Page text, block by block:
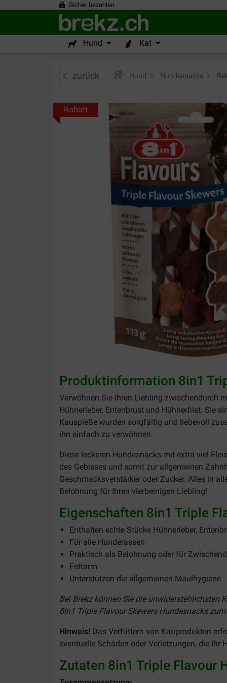
Sicher bezahlen
Hund Kat
zurück Hund Hundesnacks
Rabatt
Produktinformation 8in1
Verwöhnen Sie Ihren Liebling zwischendurch
Hühnerleber, Entenbrust und Hühnerfilet. Sie
Kauspieße wurden sorgfältig und liebevoll
ihn einfach zu verwöhnen.
Diese leckeren Hundesnacks mit extra viel
des Gebisses und somit zur allgemeinen
Geschmacksverstärker oder Zucker. Alles in
Belohnung für Ihren vierbeinigen Liebling!
Eigenschaften 8in1 Triple
Enthalten echte Stücke Hühnerleber,
Für alle Hunderassen
Praktisch als Belohnung oder für
Fettarm
Unterstützen die allgemeinen Maulhygiene
Bei Brekz können Sie die unwiderstehlichsten
8in1 Triple Flavour Skewers Hundesnacks
Hinweis! Das Verfüttern von Kauprodukten
eventuelle Schäden oder Verletzungen, die Ihr
Zutaten 8in1 Triple Flavour